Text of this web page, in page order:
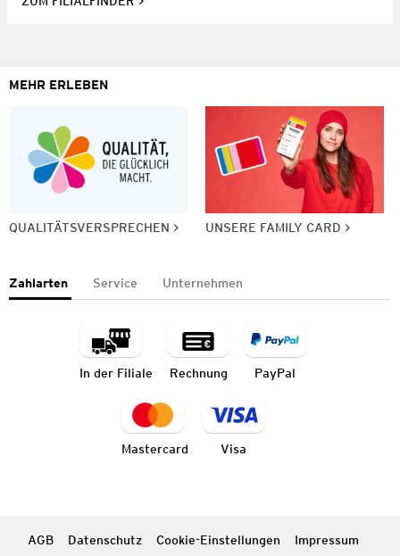
MEHR ERLEBEN
QUALITÄTSVERSPRECHEN UNSERE FAMILY CARD
Zahlarten Service Unternehmen
In der Filiale Rechnung PayPal
Mastercard Visa
AGB Datenschutz Cookie-Einstellungen
Impressum